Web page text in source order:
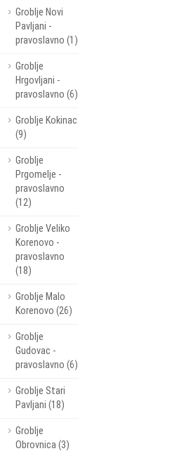
Groblje Novi
Pavljani -
pravoslavno (1)
Groblje
Hrgovljani -
pravoslavno (6)
Groblje Kokinac
(9)
Groblje
Prgomelje -
pravoslavno
(12)
Groblje Veliko
Korenovo -
pravoslavno
(18)
Groblje Malo
Korenovo (26)
Groblje
Gudovac -
pravoslavno (6)
Groblje Stari
Pavljani (18)
Groblje
Obrovnica (3)